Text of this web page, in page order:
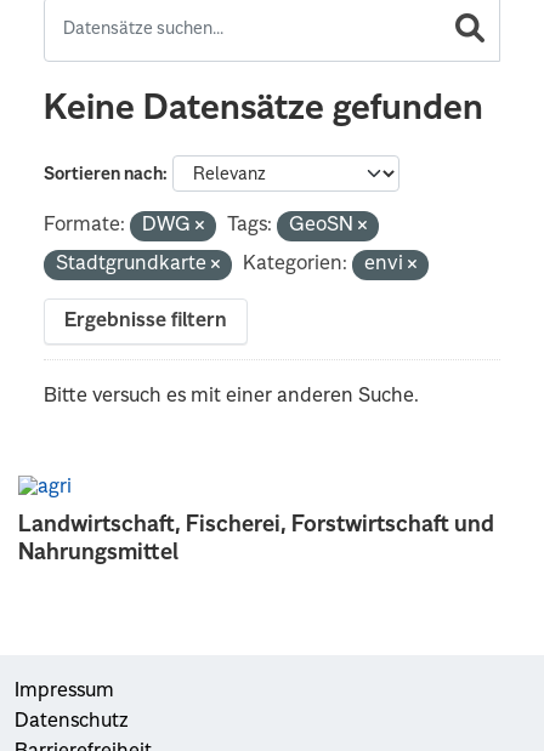
Landwirtschaft, Fischerei, Forstwirtschaft und
Nahrungsmittel
Keine Datensätze gefunden
Sortieren nach
Formate: DWG Tags:
GeoSN
Stadtgrundkarte
Kategorien: envi
Ergebnisse filtern
Bitte versuch es mit einer anderen Suche.
Impressum
Datenschutz